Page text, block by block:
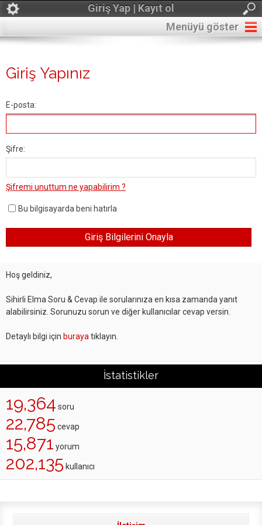
Giriş Yap | Kayıt ol
Menüyü göster
Giriş Yapınız
E-posta:
Şifre:
Şifremi unuttum ne yapabilirim ?
Bu bilgisayarda beni hatırla
Hoş geldiniz,
Sihirli Elma Soru & Cevap ile sorularınıza en kısa zamanda yanıt
alabilirsiniz. Sorunuzu sorun ve diğer kullanıcılar cevap versin.
Detaylı bilgi için buraya tıklayın.
İstatistikler
19,364 soru
22,785 cevap
15,871 yorum
202,135 kullanıcı